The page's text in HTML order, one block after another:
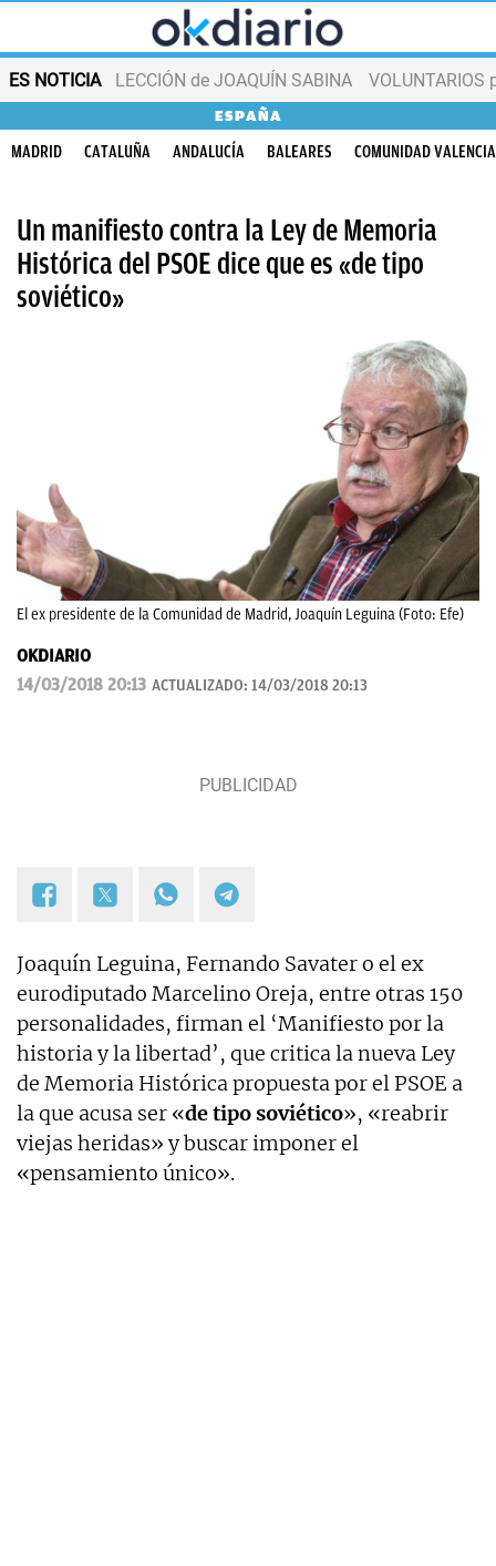
ES NOTICIA LECCIÓN de JOAQUÍN SABINA VOLUNTARIOS
ESPAÑA
MADRID CATALUÑA ANDALUCÍA BALEARES COMUNIDAD
Un manifiesto contra la Ley de Memoria
Histórica del PSOE dice que es «de tipo
soviético»
El ex presidente de la Comunidad de Madrid, Joaquín Leguina (Foto: Efe)
OKDIARIO
14/03/2018 20:13 ACTUALIZADO: 14/03/2018 20:13
Joaquín Leguina, Fernando Savater o el ex
eurodiputado Marcelino Oreja, entre otras 150
personalidades, firman el ‘Manifiesto por la
historia y la libertad’, que critica la nueva Ley
de Memoria Histórica propuesta por el PSOE a
la que acusa ser «de tipo soviético», «reabrir
viejas heridas» y buscar imponer el
«pensamiento único».